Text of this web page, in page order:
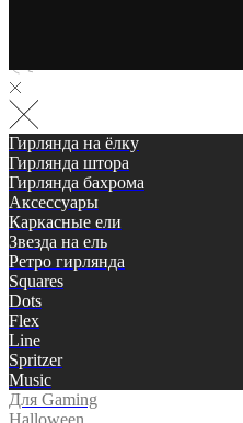
Гирлянда на ёлку
Гирлянда штора
Гирлянда бахрома
Аксессуары
Каркасные ели
Звезда на ель
Ретро гирлянда
Squares
Dots
Flex
Line
Spritzer
Music
Для Gaming
Halloween